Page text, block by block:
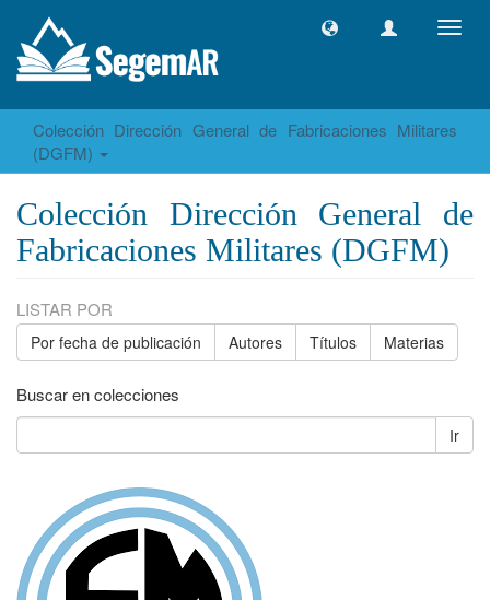
Colección Dirección General de Fabricaciones Militares
(DGFM)
Colección Dirección General de
Fabricaciones Militares (DGFM)
LISTAR POR
Por fecha de publicación Autores Títulos Materias
Buscar en colecciones
Ir